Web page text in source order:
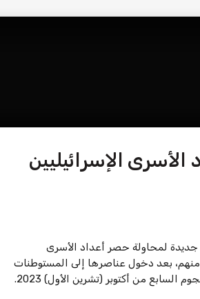
الإسرائيليين
لمحاولة حصر أعداد الأسرى
منهم، بعد دخول عناصرها إلى المستوطنات
والمواقع الإسرائيلية على حدود قطاع غزة عقب ساعات على بدء هجوم السابع من أكتوبر (تشرين الأول) 2023.